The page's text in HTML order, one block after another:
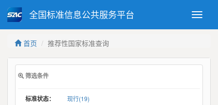
Toggle
全国标准信息公共服务平台
强制性国家标准
指导性技术文件
首页 推荐性国家标准查询
筛选条件
标准状态： 现行(19)